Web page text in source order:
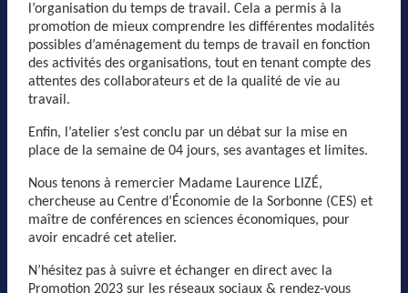
l’organisation du temps de travail. Cela a permis à la
promotion de mieux comprendre les différentes modalités
possibles d’aménagement du temps de travail en fonction
des activités des organisations, tout en tenant compte des
attentes des collaborateurs et de la qualité de vie au
travail.
Enfin, l’atelier s’est conclu par un débat sur la mise en
place de la semaine de 04 jours, ses avantages et limites.
Nous tenons à remercier Madame Laurence LIZÉ,
chercheuse au Centre d’Économie de la Sorbonne (CES) et
maître de conférences en sciences économiques, pour
avoir encadré cet atelier.
N’hésitez pas à suivre et échanger en direct avec la
Promotion 2023 sur les réseaux sociaux & rendez-vous